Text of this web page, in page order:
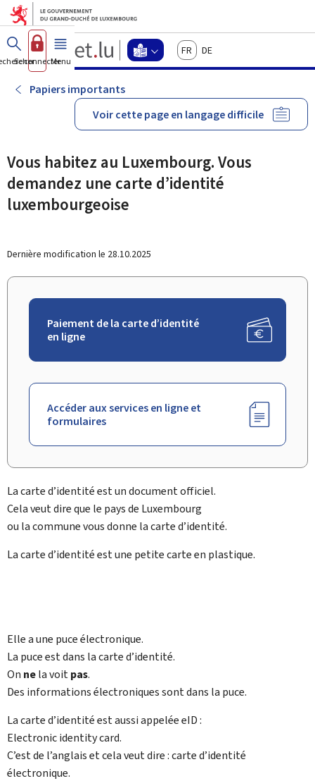
Aller au menu principal
Aller au contenu
Guichet.lu
facile
Changer
d'espace
Menu
langage
facile
FrançaisDeutsch
Se connecterMenu principal
Papiers importants
Voir cette page en langage difficile
Vous habitez au Luxembourg. Vous
demandez une carte d’identité
luxembourgeoise
Dernière modification le 28.10.2025
Paiement de la carte d’identité
en ligne
Accéder aux services en ligne et
formulaires
La carte d’identité est un document officiel.
Cela veut dire que le pays de Luxembourg
ou la commune vous donne la carte d’identité.
La carte d’identité est une petite carte en plastique.
Elle a une puce électronique.
La puce est dans la carte d’identité.
On nela voitpas.
Des informations électroniques sont dans la puce.
La carte d’identité est aussi appeléeeID:
Electronic identity card.
C’est de l’anglais et cela veut dire : carte d’identité
électronique.